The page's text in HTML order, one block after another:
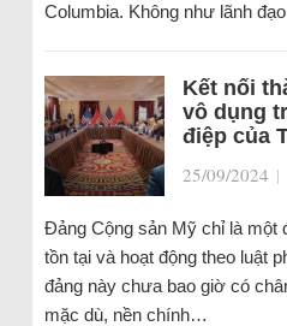
Columbia. Không như lãnh
Kết nối
vô dụng
điệp của
25/09/2024 |
Đảng Cộng sản Mỹ chỉ là một
tồn tại và hoạt động theo luật
đảng này chưa bao giờ có
mặc dù, nền chính…